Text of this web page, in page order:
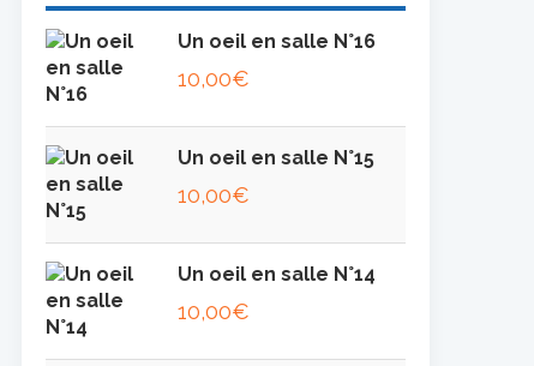
Un oeil en salle N°16
10,00€
Un oeil en salle N°15
10,00€
Un oeil en salle N°14
10,00€